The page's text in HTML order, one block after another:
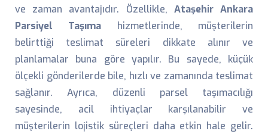
ve zaman avantajıdır. Özellikle, Ataşehir Ankara
Parsiyel Taşıma hizmetlerinde, müşterilerin
belirttiği teslimat süreleri dikkate alınır ve
planlamalar buna göre yapılır. Bu sayede, küçük
ölçekli gönderilerde bile, hızlı ve zamanında teslimat
sağlanır. Ayrıca, düzenli parsel taşımacılığı
sayesinde, acil ihtiyaçlar karşılanabilir ve
müşterilerin lojistik süreçleri daha etkin hale gelir.